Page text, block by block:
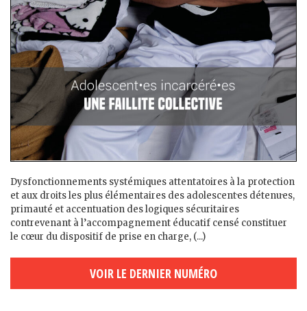
Dysfonctionnements systémiques attentatoires à la protection
et aux droits les plus élémentaires des adolescent·es détenu·es,
primauté et accentuation des logiques sécuritaires
contrevenant à l’accompagnement éducatif censé constituer
le cœur du dispositif de prise en charge, (...)
VOIR LE DERNIER NUMÉRO